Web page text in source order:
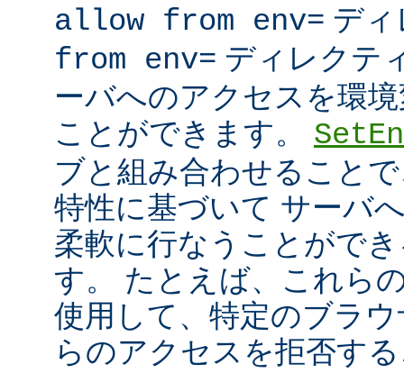
allow from env= デ
from env= ディレクテ
ーバへのアクセスを環
ことができます。
ブと組み合わせること
特性に基づいて サーバ
柔軟に行なうことがで
す。 たとえば、これら
使用して、特定のブラ
らのアクセスを拒否す